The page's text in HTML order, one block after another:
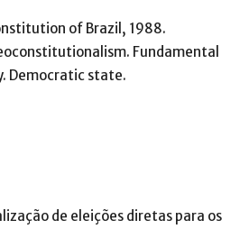
of Brazil, 1988.
Fundamental
Democratic state.
de eleições diretas para os